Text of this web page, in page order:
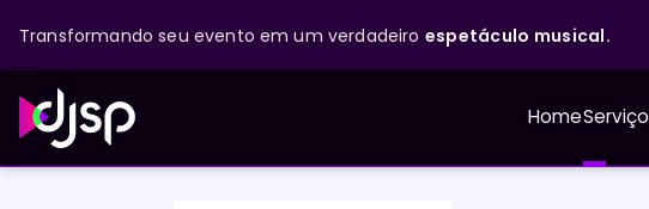
Transformando seu evento em um verdadeiro espetáculo musical.
Home